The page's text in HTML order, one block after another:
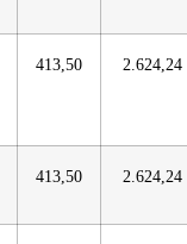
413,50 2.624,24
413,50 2.624,24